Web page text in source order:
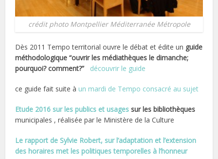
crédit photo Montpellier Méditerranée Métropole
Dès 2011 Tempo territorial ouvre le débat et édite un guide
méthodologique “ouvrir les médiathèques le dimanche;
pourquoi? comment?”
découvrir le guide
ce guide fait suite à un mardi de Tempo consacré au sujet
Etude 2016 sur les publics et usages sur les bibliothèques
municipales , réalisée par le Ministère de la Culture
Le rapport de Sylvie Robert, sur l’adaptation et l’extension
des horaires met les politiques temporelles à l’honneur